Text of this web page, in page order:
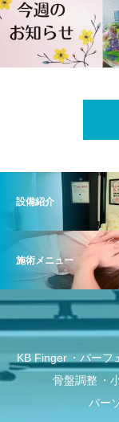
設備紹介
施術メニュー
KB Finger パーフ
骨盤調整
パー